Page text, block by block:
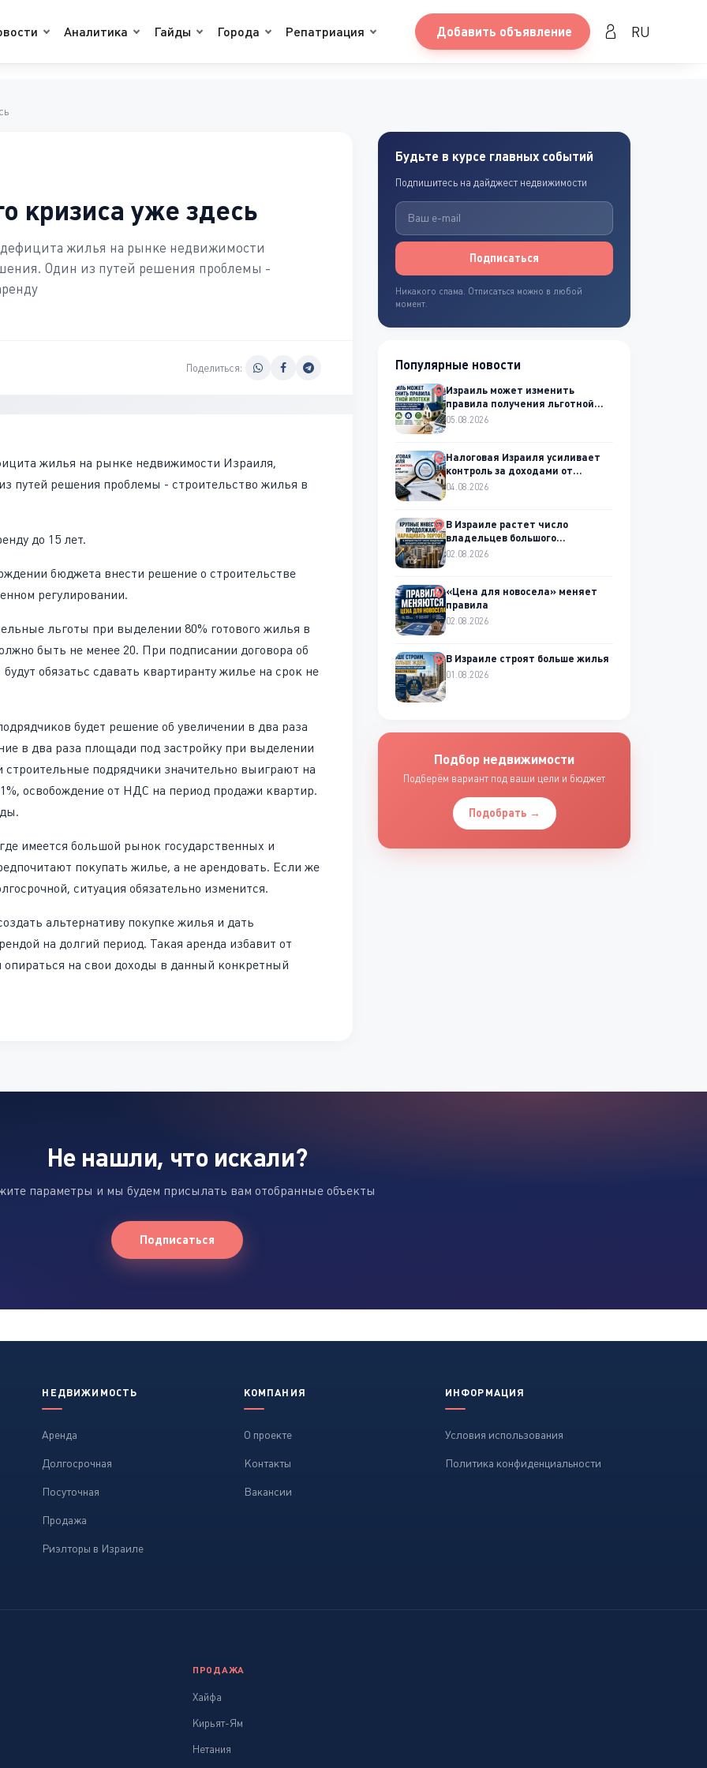
Аналитика Гайды Города Репатриация Добавить объявление RU
кризиса уже здесь
жилья на рынке недвижимости
Один из путей решения проблемы -
Поделиться:
жилья на рынке недвижимости Израиля,
путей решения проблемы - строительство жилья в
до 15 лет.
бюджета внести решение о строительстве
регулировании.
льготы при выделении 80% готового жилья в
быть не менее 20. При подписании договора об
обязатьс сдавать квартиранту жилье на срок не
будет решение об увеличении в два раза
в два раза площади под застройку при выделении
подрядчики значительно выиграют на
освобождение от НДС на период продажи квартир.
имеется большой рынок государственных и
покупать жилье, а не арендовать. Если же
ситуация обязательно изменится.
альтернативу покупке жилья и дать
на долгий период. Такая аренда избавит от
опираться на свои доходы в данный конкретный
Будьте в курсе главных событий
Подпишитесь на дайджест недвижимости
Подписаться
Никакого спама. Отписаться можно в любой
момент.
Популярные новости
Израиль может изменить
правила получения льготной
ипотеки
05.08.2026
Налоговая Израиля усиливает
контроль за доходами от
аренды квартир
04.08.2026
В Израиле растет число
владельцев большого
количества квартир
02.08.2026
«Цена для новосела» меняет
правила
02.08.2026
В Израиле строят больше жилья
01.08.2026
Подбор недвижимости
Подберём вариант под ваши цели и бюджет
Подобрать →
Не нашли, что искали?
параметры и мы будем присылать вам отобранные объекты
Подписаться
НЕДВИЖИМОСТЬ
Аренда
Долгосрочная
Посуточная
Продажа
Риэлторы в Израиле
КОМПАНИЯ
О проекте
Контакты
Вакансии
ИНФОРМАЦИЯ
Условия использования
Политика конфиденциальности
ПРОДАЖА
Хайфа
Кирьят-Ям
Нетания